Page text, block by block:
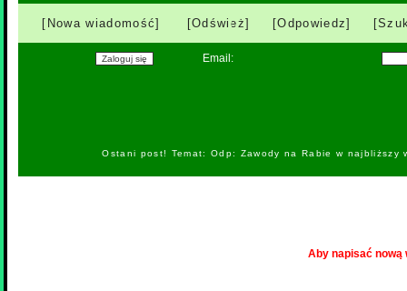
[Nowa wiadomość] [Odśwież] [Odpowiedz]
Email:
Ostani post! Temat: Odp: Zawody na Rabie w
Aby napisać nową